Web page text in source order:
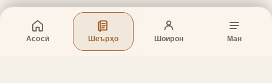
Асосӣ Шеърҳо Шоирон Ман